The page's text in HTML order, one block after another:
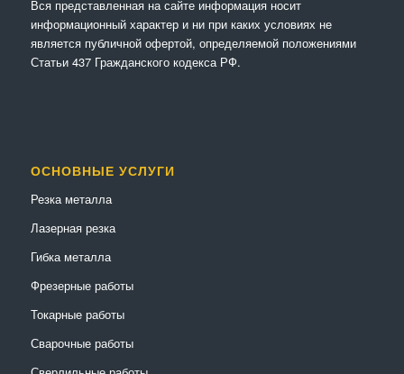
Вся представленная на сайте информация носит
информационный характер и ни при каких условиях не
является публичной офертой, определяемой положениями
Статьи 437 Гражданского кодекса РФ.
ОСНОВНЫЕ УСЛУГИ
Резка металла
Лазерная резка
Гибка металла
Фрезерные работы
Токарные работы
Сварочные работы